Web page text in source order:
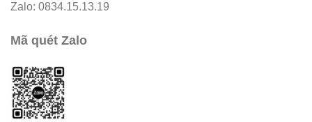
Zalo: 0834.15.13.19
Mã quét Zalo